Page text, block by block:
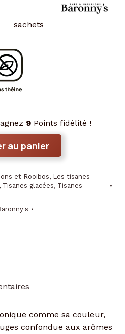
9 Points fidélité !
au panier
et Rooibos, Les tisanes
, Tisanes glacées, Tisanes
comme sa couleur,
confondue aux arômes